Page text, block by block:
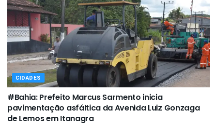
CIDADES
#Bahia: Prefeito Marcus Sarmento inicia
pavimentação asfáltica da Avenida Luiz Gonzaga
de Lemos em Itanagra